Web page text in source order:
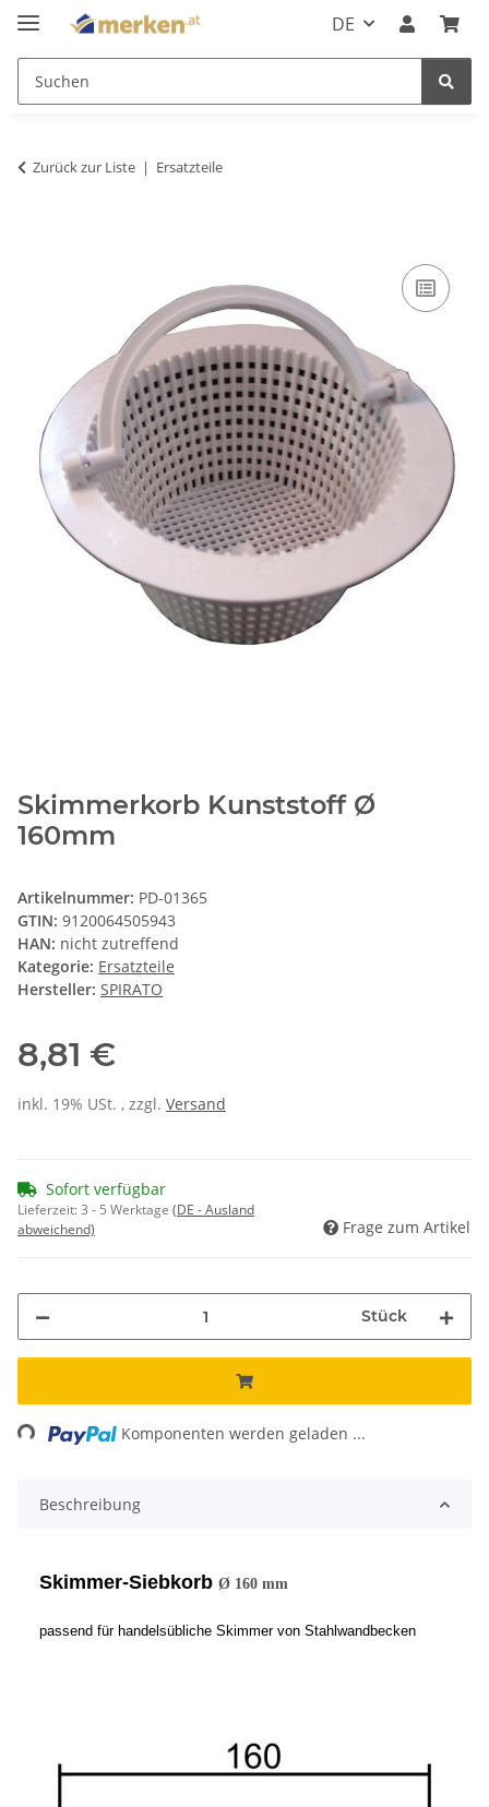
DE
Zurück zur Liste Ersatzteile
Skimmerkorb Kunststoff Ø
160mm
Artikelnummer: PD-01365
GTIN: 9120064505943
HAN: nicht zutreffend
Kategorie: Ersatzteile
Hersteller: SPIRATO
8,81 €
inkl. 19% USt. , zzgl. Versand
Sofort verfügbar
Lieferzeit:3 - 5 Werktage (DE - Ausland
abweichend)
Frage zum Artikel
Stück
Loading... Komponenten werden geladen ...
Beschreibung
Skimmer-Siebkorb Ø 160 mm
passend für handelsübliche Skimmer von Stahlwandbecken